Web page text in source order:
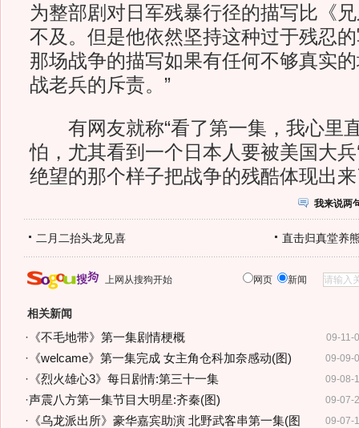
为整部剧对日军残暴行径的描写比《
不及。但是他依然坚持这种过于残忍
那场战争的描写如果有任何不够真实
战老兵的斥责。”
有网友就称“看了第一集，我心里
怕，尤其看到一个日本人要被美国大兵
绝望的那个样子把战争的残酷体现出来
我来说两
二月二抬头龙见喜 直击归真堂养
上网从搜狗开始 网页 新闻
相关新闻
09-11-
· 《不毛地带》第一集剧情梗概
09-09-
· 《welcame》第一集完成 女主角仓科加奈感动(图)
09-08-
· 《烈火雄心3》每日剧情:第三十一集
09-07-
·声震八方第一集节目大明星:齐秦(图)
09-07-
· 《乌龙派出所》豪华嘉宾助演 北野武客串第一集(图